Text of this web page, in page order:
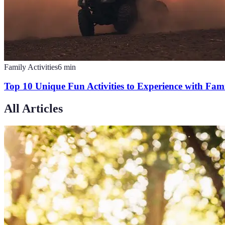
Family Activities6 min
Top 10 Unique Fun Activities to Experience with
All Articles